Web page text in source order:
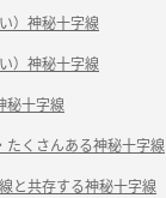
）神秘十字線
）神秘十字線
秘十字線
たくさんある神秘十字線
と共存する神秘十字線